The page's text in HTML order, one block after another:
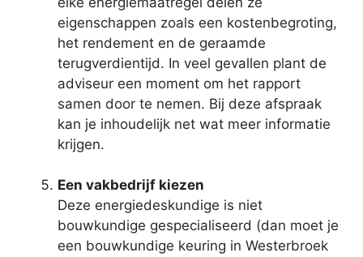
eigenschappen zoals een kostenbegroting,
het rendement en de geraamde
terugverdientijd. In veel gevallen plant de
adviseur een moment om het rapport
samen door te nemen. Bij deze afspraak
kan je inhoudelijk net wat meer informatie
krijgen.
Een vakbedrijf kiezen
Deze energiedeskundige is niet
bouwkundige gespecialiseerd (dan moet je
een bouwkundige keuring in Westerbroek